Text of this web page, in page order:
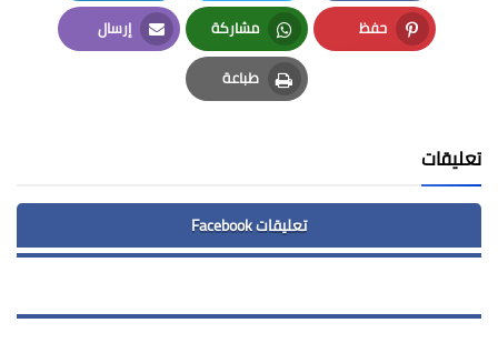
Facebook
Twitter
LinkedIn
حفظ
Pinterest
مشاركة
Whatsapp
إرسال
Email
طباعة
Print
تعليقات
تعليقات Facebook